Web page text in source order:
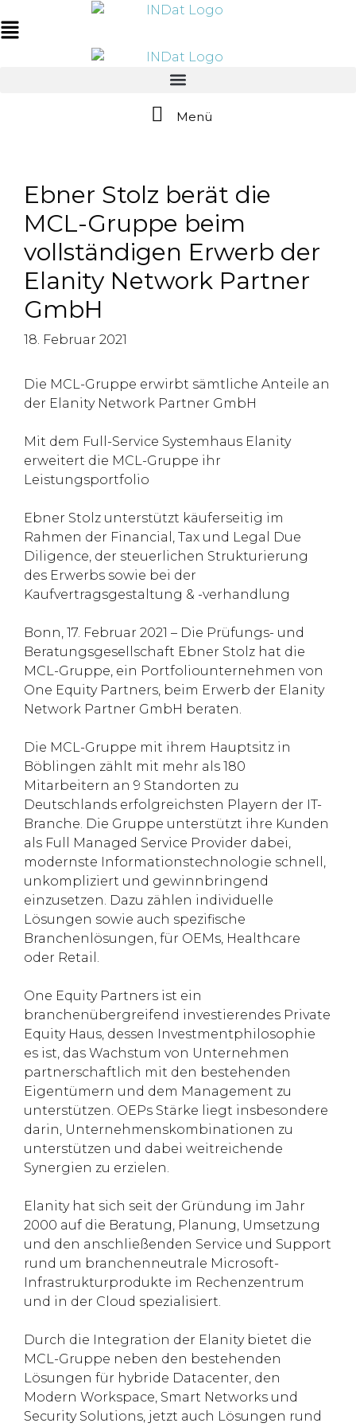
springen
Inhalt
Main
Menü
Ebner Stolz berät die
MCL-Gruppe beim
vollständigen Erwerb der
Elanity Network Partner
GmbH
18. Februar 2021
Die MCL-Gruppe erwirbt sämtliche Anteile an
der Elanity Network Partner GmbH
Mit dem Full-Service Systemhaus Elanity
erweitert die MCL-Gruppe ihr
Leistungsportfolio
Ebner Stolz unterstützt käuferseitig im
Rahmen der Financial, Tax und Legal Due
Diligence, der steuerlichen Strukturierung
des Erwerbs sowie bei der
Kaufvertragsgestaltung & -verhandlung
Bonn, 17. Februar 2021 – Die Prüfungs- und
Beratungsgesellschaft Ebner Stolz hat die
MCL-Gruppe, ein Portfoliounternehmen von
One Equity Partners, beim Erwerb der Elanity
Network Partner GmbH beraten.
Die MCL-Gruppe mit ihrem Hauptsitz in
Böblingen zählt mit mehr als 180
Mitarbeitern an 9 Standorten zu
Deutschlands erfolgreichsten Playern der IT-
Branche. Die Gruppe unterstützt ihre Kunden
als Full Managed Service Provider dabei,
modernste Informationstechnologie schnell,
unkompliziert und gewinnbringend
einzusetzen. Dazu zählen individuelle
Lösungen sowie auch spezifische
Branchenlösungen, für OEMs, Healthcare
oder Retail.
One Equity Partners ist ein
branchenübergreifend investierendes Private
Equity Haus, dessen Investmentphilosophie
es ist, das Wachstum von Unternehmen
partnerschaftlich mit den bestehenden
Eigentümern und dem Management zu
unterstützen. OEPs Stärke liegt insbesondere
darin, Unternehmenskombinationen zu
unterstützen und dabei weitreichende
Synergien zu erzielen.
Elanity hat sich seit der Gründung im Jahr
2000 auf die Beratung, Planung, Umsetzung
und den anschließenden Service und Support
rund um branchenneutrale Microsoft-
Infrastrukturprodukte im Rechenzentrum
und in der Cloud spezialisiert.
Durch die Integration der Elanity bietet die
MCL-Gruppe neben den bestehenden
Lösungen für hybride Datacenter, den
Modern Workspace, Smart Networks und
Security Solutions, jetzt auch Lösungen rund